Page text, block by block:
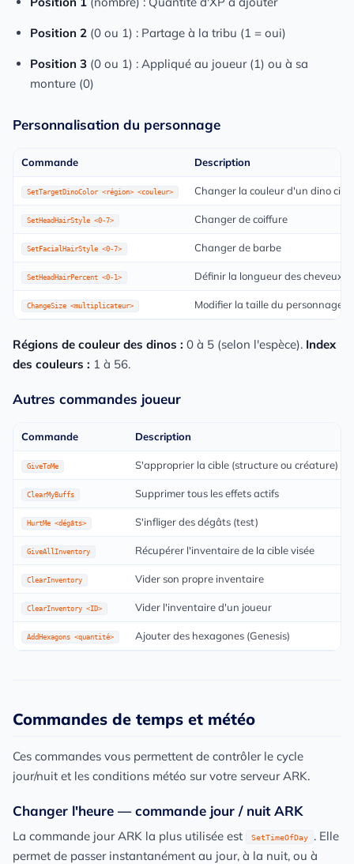
Position 2 (0 ou 1) : Partage à la tribu (1 = oui)
Position 3 (0 ou 1) : Appliqué au joueur (1) ou à sa
monture (0)
Personnalisation du personnage
Commande Description
SetTargetDinoColor <région> <couleur> Changer la couleur d'un dino ciblé
SetHeadHairStyle <0-7> Changer de coiffure
SetFacialHairStyle <0-7> Changer de barbe
SetHeadHairPercent <0-1> Définir la longueur des cheveux
ChangeSize <multiplicateur> Modifier la taille du personnage
Régions de couleur des dinos : 0 à 5 (selon l'espèce). Index
des couleurs : 1 à 56.
Autres commandes joueur
Commande Description
GiveToMe S'approprier la cible (structure ou créature)
ClearMyBuffs Supprimer tous les effets actifs
HurtMe <dégâts> S'infliger des dégâts (test)
GiveAllInventory Récupérer l'inventaire de la cible visée
ClearInventory Vider son propre inventaire
ClearInventory <ID> Vider l'inventaire d'un joueur
AddHexagons <quantité> Ajouter des hexagones (Genesis)
Commandes de temps et météo
Ces commandes vous permettent de contrôler le cycle
jour/nuit et les conditions météo sur votre serveur ARK.
Changer l'heure — commande jour / nuit ARK
La commande jour ARK la plus utilisée est SetTimeOfDay
. Elle
permet de passer instantanément au jour, à la nuit, ou à